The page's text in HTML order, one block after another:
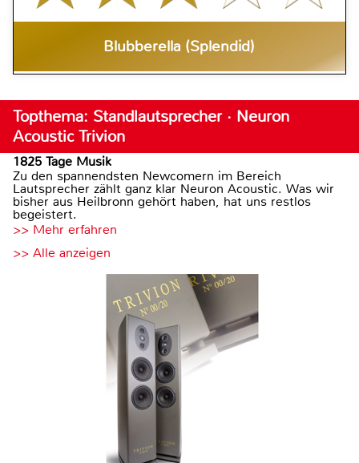
Blubberella (Splendid)
Topthema: Standlautsprecher · Neuron
Acoustic Trivion
1825 Tage Musik
Zu den spannendsten Newcomern im Bereich
Lautsprecher zählt ganz klar Neuron Acoustic. Was wir
bisher aus Heilbronn gehört haben, hat uns restlos
begeistert.
>> Mehr erfahren
>> Alle anzeigen